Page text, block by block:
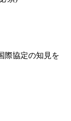
際協定の知見を